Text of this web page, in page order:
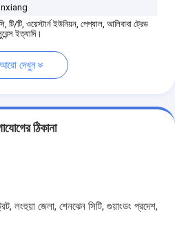
টি/টি, ওয়েস্টার্ন ইউনিয়ন, পেপ্যাল, আলিবাবা ট্রেড
ইত্যাদি।
আরো দেখুন
ঠিকানা
লংহুয়া জেলা, শেনঝেন সিটি, গুয়াংডং প্রদেশ,